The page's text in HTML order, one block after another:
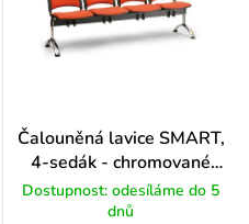
Čalouněná lavice SMART,
4-sedák - chromované
nohy, šedá
Dostupnost: odesíláme do 5
dnů